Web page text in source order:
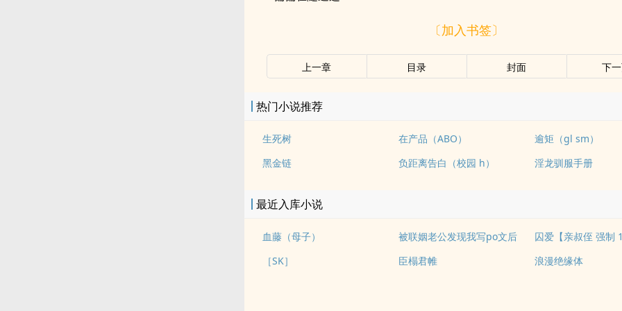
〔加入书签〕
上一章 目录 封面 下
热门小说推荐
生死树 在产品（ABO）
逾矩（gl sm）
黑金链
负距离告白（校园 h） 淫龙驯服手册
最近入库小说
血藤（母子） 被联姻老公发现我写po文后
囚爱【亲叔侄 强制
［SK］
臣榻君帷 浪漫绝缘体